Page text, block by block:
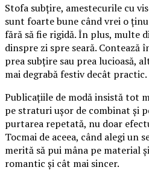
Stofa subțire, amestecurile cu
sunt foarte bune când vrei o
fără să fie rigidă. În plus, multe
dinspre zi spre seară. Contează
prea subțire sau prea lucioasă,
mai degrabă festiv decât practic.
Publicațiile de modă insistă tot
pe straturi ușor de combinat și
purtarea repetată, nu doar
Tocmai de aceea, când alegi un
merită să pui mâna pe material
romantic și cât mai sincer.